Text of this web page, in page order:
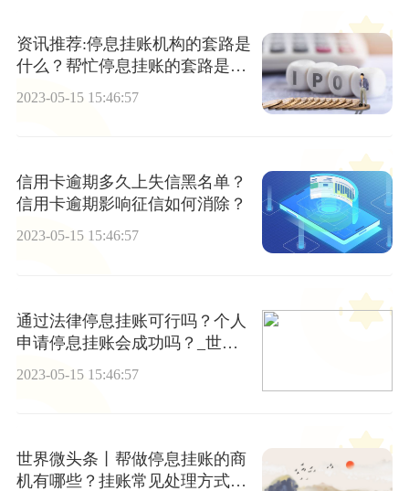
资讯推荐:停息挂账机构的套路是
什么？帮忙停息挂账的套路是怎
2023-05-15 15:46:57
信用卡逾期多久上失信黑名单？
信用卡逾期影响征信如何消除？
2023-05-15 15:46:57
通过法律停息挂账可行吗？个人
申请停息挂账会成功吗？_世界
2023-05-15 15:46:57
世界微头条丨帮做停息挂账的商
机有哪些？挂账常见处理方式有